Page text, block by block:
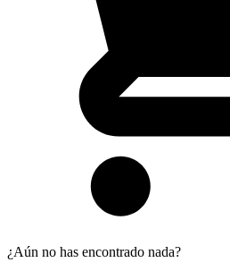
¿Aún no has encontrado nada?